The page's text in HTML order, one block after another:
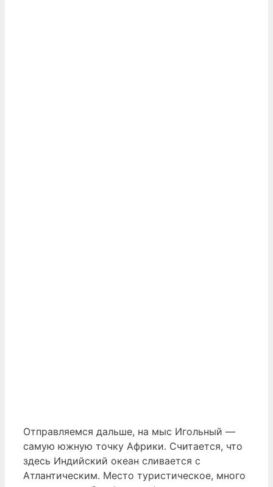
Отправляемся дальше, на мыс Игольный —
самую южную точку Африки. Считается, что
здесь Индийский океан сливается с
Атлантическим. Место туристическое, много